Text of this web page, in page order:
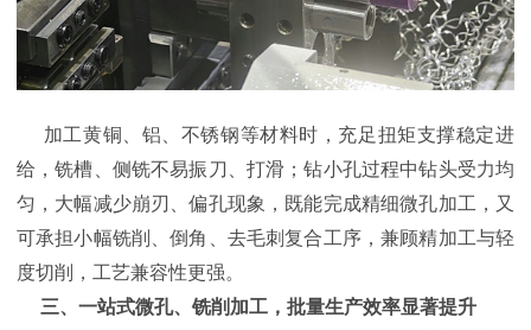
加工黄铜、铝、不锈钢等材料时，充足扭矩支撑稳定进
给，铣槽、侧铣不易振刀、打滑；钻小孔过程中钻头受力均
匀，大幅减少崩刃、偏孔现象，既能完成精细微孔加工，又
可承担小幅铣削、倒角、去毛刺复合工序，兼顾精加工与轻
度切削，工艺兼容性更强。
三、一站式微孔、铣削加工，批量生产效率显著提升